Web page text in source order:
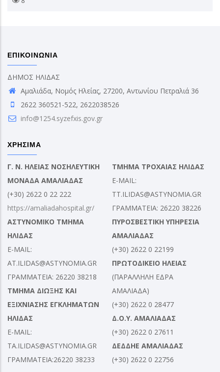
ΕΠΙΚΟΙΝΩΝΙΑ
ΔΗΜΟΣ ΗΛΙΔΑΣ
Αμαλιάδα, Νομός Ηλείας, 27200, Αντωνίου Πετραλιά 36
2622 360521-522, 2622038526
info@1254.syzefxis.gov.gr
ΧΡΗΣΙΜΑ
Γ. Ν. ΗΛΕΙΑΣ ΝΟΣΗΛΕΥΤΙΚΗ
ΜΟΝΑΔΑ ΑΜΑΛΙΑΔΑΣ
(+30) 2622 0 22 222
https://amaliadahospital.gr/
ΑΣΤΥΝΟΜΙΚΟ ΤΜΗΜΑ
ΗΛΙΔΑΣ
E-MAIL:
AT.ILIDAS@ASTYNOMIA.GR
ΓΡΑΜΜΑΤΕΙΑ: 26220 38218
ΤΜΗΜΑ ΔΙΩΞΗΣ ΚΑΙ
ΕΞΙΧΝΙΑΣΗΣ ΕΓΚΛΗΜΑΤΩΝ
ΗΛΙΔΑΣ
E-MAIL:
TA.ILIDAS@ASTYNOMIA.GR
ΓΡΑΜΜΑΤΕΙΑ:26220 38233
ΤΜΗΜΑ ΤΡΟΧΑΙΑΣ ΗΛΙΔΑΣ
E-MAIL:
TT.ILIDAS@ASTYNOMIA.GR
ΓΡΑΜΜΑΤΕΙΑ: 26220 38226
ΠΥΡΟΣΒΕΣΤΙΚΗ ΥΠΗΡΕΣΙΑ
ΑΜΑΛΙΑΔΑΣ
(+30) 2622 0 22199
ΠΡΩΤΟΔΙΚΕΙΟ ΗΛΕΙΑΣ
(ΠΑΡΑΛΛΗΛΗ ΕΔΡΑ
ΑΜΑΛΙΑΔΑ)
(+30) 2622 0 28477
Δ.Ο.Υ. ΑΜΑΛΙΑΔΑΣ
(+30) 2622 0 27611
ΔΕΔΔΗΕ ΑΜΑΛΙΑΔΑΣ
(+30) 2622 0 22756